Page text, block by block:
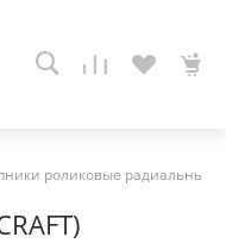
роликовые радиальные